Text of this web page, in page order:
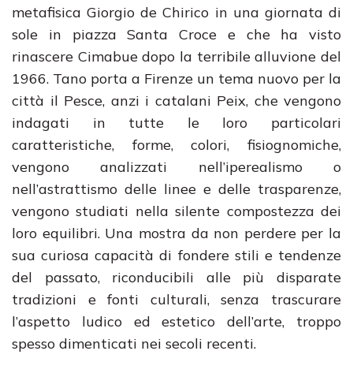
metafisica Giorgio de Chirico in una giornata di
sole in piazza Santa Croce e che ha visto
rinascere Cimabue dopo la terribile alluvione del
1966. Tano porta a Firenze un tema nuovo per la
città il Pesce, anzi i catalani Peix, che vengono
indagati in tutte le loro particolari
caratteristiche, forme, colori, fisiognomiche,
vengono analizzati nell’iperealismo o
nell’astrattismo delle linee e delle trasparenze,
vengono studiati nella silente compostezza dei
loro equilibri. Una mostra da non perdere per la
sua curiosa capacità di fondere stili e tendenze
del passato, riconducibili alle più disparate
tradizioni e fonti culturali, senza trascurare
l’aspetto ludico ed estetico dell’arte, troppo
spesso dimenticati nei secoli recenti.